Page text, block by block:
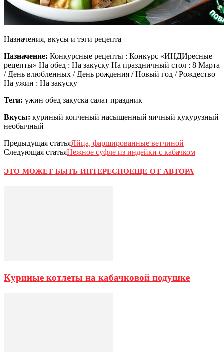
Назначения, вкусы и тэги рецепта
Назначение: Конкурсные рецепты : Конкурс «ИНДИресные
рецепты» На обед : На закуску На праздничный стол : 8 Марта
/ День влюбленных / День рождения / Новый год / Рождество
На ужин : На закуску
Теги: ужин обед закуска салат праздник
Вкусы: куриный копченый насыщенный яичный кукурузный
необычный
Предыдущая статьяЯйца, фаршированные ветчиной
Следующая статьяНежное суфле из индейки с кабачком
ЭТО МОЖЕТ БЫТЬ ИНТЕРЕСНОЕЩЕ ОТ АВТОРА
Куриные котлеты на кабачковой подушке